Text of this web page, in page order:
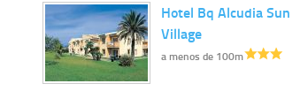
Hotel Bq Alcudia Sun
Village
a menos de 100m